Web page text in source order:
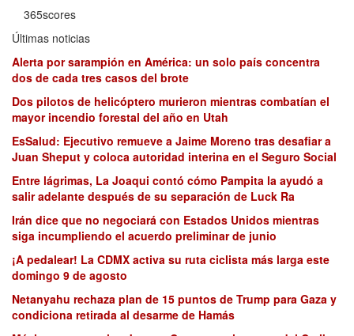
365scores
Últimas noticias
Alerta por sarampión en América: un solo país concentra
dos de cada tres casos del brote
Dos pilotos de helicóptero murieron mientras combatían el
mayor incendio forestal del año en Utah
EsSalud: Ejecutivo remueve a Jaime Moreno tras desafiar a
Juan Sheput y coloca autoridad interina en el Seguro Social
Entre lágrimas, La Joaqui contó cómo Pampita la ayudó a
salir adelante después de su separación de Luck Ra
Irán dice que no negociará con Estados Unidos mientras
siga incumpliendo el acuerdo preliminar de junio
¡A pedalear! La CDMX activa su ruta ciclista más larga este
domingo 9 de agosto
Netanyahu rechaza plan de 15 puntos de Trump para Gaza y
condiciona retirada al desarme de Hamás